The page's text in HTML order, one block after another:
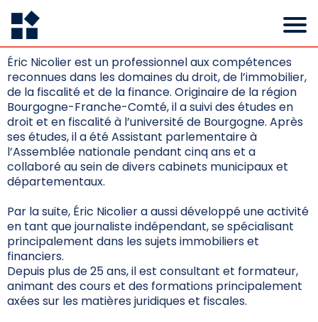
Éric Nicolier est un professionnel aux compétences
reconnues dans les domaines du droit, de l’immobilier,
de la fiscalité et de la finance. Originaire de la région
Bourgogne-Franche-Comté, il a suivi des études en
droit et en fiscalité à l’université de Bourgogne. Après
ses études, il a été Assistant parlementaire à
l’Assemblée nationale pendant cinq ans et a
collaboré au sein de divers cabinets municipaux et
départementaux.
Par la suite, Éric Nicolier a aussi développé une activité
en tant que journaliste indépendant, se spécialisant
principalement dans les sujets immobiliers et
financiers.
Depuis plus de 25 ans, il est consultant et formateur,
animant des cours et des formations principalement
axées sur les matières juridiques et fiscales.